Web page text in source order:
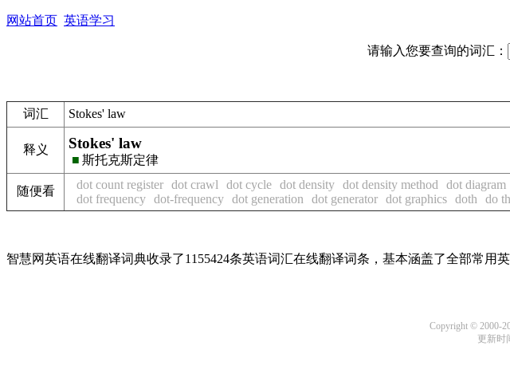
网站首页 英语学习
请输入您要查询的词汇：
词汇 Stokes' law
释义 Stokes' law
■ 斯托克斯定律
随便看 dot count register dot crawl dot cycle dot density dot density method dot diagram
dot frequency dot-frequency dot generation dot generator dot graphics doth do
智慧网英语在线翻译词典收录了1155424条英语词汇在线翻译词条，基本涵盖了全部常用
Copyright © 2000-
更新时